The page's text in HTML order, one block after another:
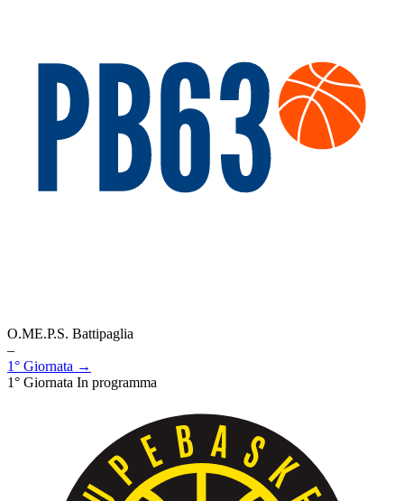
O.ME.P.S. Battipaglia
–
1° Giornata →
1° Giornata In programma